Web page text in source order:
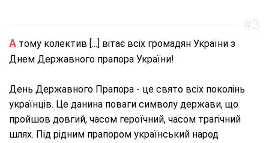
А тому колектив [...] вітає всіх громадян України з
Днем Державного прапора України!
День Державного Прапора - це свято всіх поколінь
українців. Це данина поваги символу держави, що
пройшов довгий, часом героїчний, часом трагічний
шлях. Під рідним прапором український народ
#3